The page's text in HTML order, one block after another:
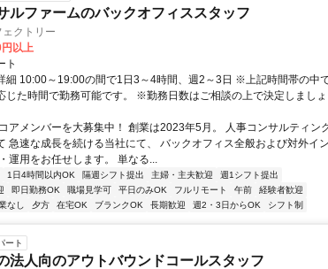
ルファームのバックオフィススタッフ
クトリー
以上
ト
細 10:00～19:00の間で1日3～4時間、週2～3日 ※上記時間帯の中で
じた時間で勤務可能です。 ※勤務日数はご相談の上で決定しましょ
アメンバーを大募集中！ 創業は2023年5月。 人事コンサルティン
急速な成長を続ける当社にて、 バックオフィス全般および対外イ
運用をお任せします。 単なる...
1日4時間以内OK 隔週シフト提出 主婦・主夫歓迎
週1シフト提出
即日勤務OK 職場見学可 平日のみOK フルリモート 午前
経験者歓迎
なし 夕方 在宅OK ブランクOK 長期歓迎 週2・3日からOK シフト制
ート
法人向のアウトバウンドコールスタッフ